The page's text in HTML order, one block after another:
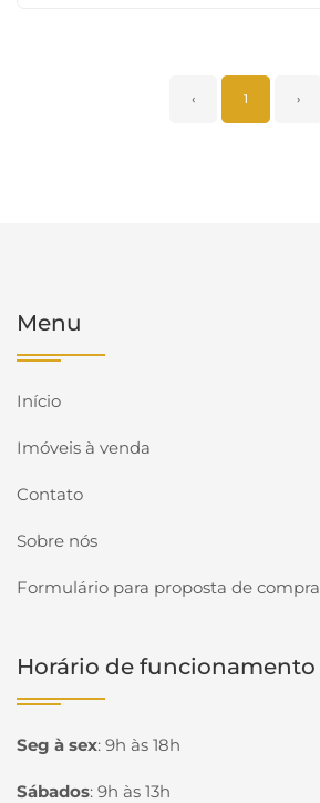
‹ 1 ›
Menu
Início
Imóveis à venda
Contato
Sobre nós
Formulário para proposta de compra
Horário de funcionamento
Seg à sex: 9h às 18h
Sábados: 9h às 13h